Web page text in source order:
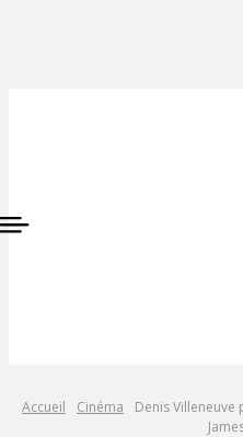
Accueil Cinéma
Denis